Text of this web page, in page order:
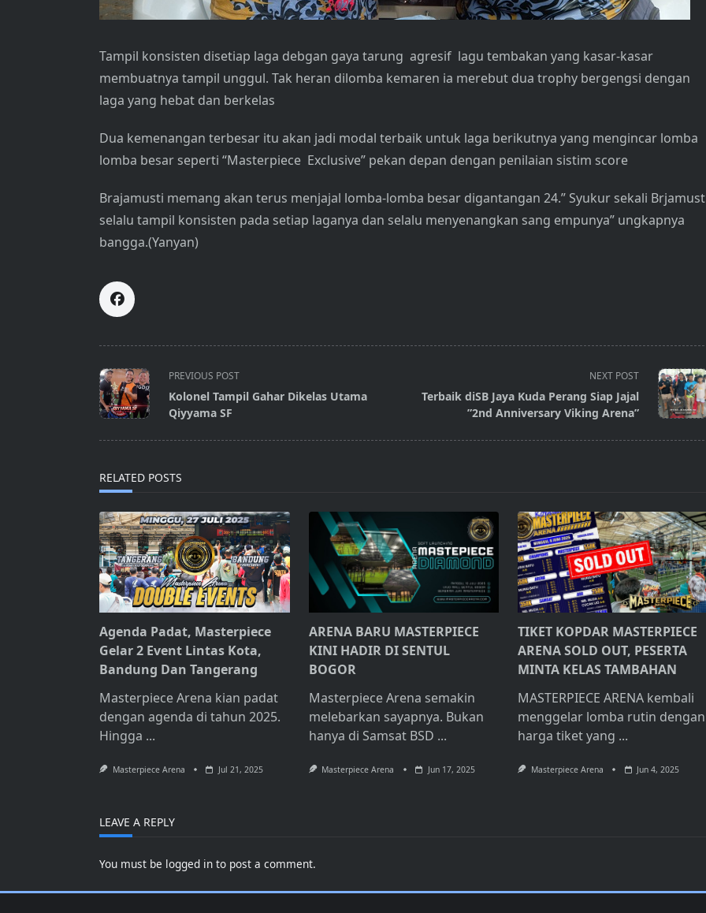
Tampil konsisten disetiap laga debgan gaya tarung agresif lagu tembakan yang kasar-kasar
membuatnya tampil unggul. Tak heran dilomba kemaren ia merebut dua trophy bergengsi dengan
laga yang hebat dan berkelas
Dua kemenangan terbesar itu akan jadi modal terbaik untuk laga berikutnya yang mengincar lomba
lomba besar seperti “Masterpiece Exclusive” pekan depan dengan penilaian sistim score
Brajamusti memang akan terus menjajal lomba-lomba besar digantangan 24.” Syukur sekali
selalu tampil konsisten pada setiap laganya dan selalu menyenangkan sang empunya” ungkapnya
bangga.(Yanyan)
<span
class="nav-
subtitle
PREVIOUS POST
Kolonel Tampil Gahar Dikelas Utama
Qiyyama SF
NEXT POST
Terbaik diSB Jaya Kuda Perang Siap Jajal
”2nd Anniversary Viking Arena”
RELATED POSTS
Agenda Padat, Masterpiece
Gelar 2 Event Lintas Kota,
Bandung Dan Tangerang
Masterpiece Arena kian padat
dengan agenda di tahun 2025.
Hingga ...
Masterpiece Arena Jul 21, 2025
ARENA BARU MASTERPIECE
KINI HADIR DI SENTUL
BOGOR
Masterpiece Arena semakin
melebarkan sayapnya. Bukan
hanya di Samsat BSD ...
Masterpiece Arena Jun 17, 2025
TIKET KOPDAR MASTERPIECE
ARENA SOLD OUT, PESERTA
MINTA KELAS TAMBAHAN
MASTERPIECE ARENA kembali
menggelar lomba rutin dengan
harga tiket yang ...
Masterpiece Arena Jun 4, 2025
LEAVE A REPLY
You must be logged in to post a comment.